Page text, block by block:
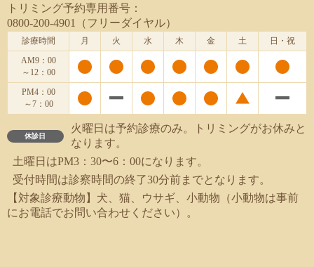
トリミング予約専用番号：
0800-200-4901（フリーダイヤル）
診療時間 月 火 水 木 金 土
日・祝
AM9：00
～12：00
PM4：00
～7：00
休診日
火曜日は予約診療のみ。トリミングがお休みと
なります。
土曜日はPM3：30〜6：00になります。
受付時間は診察時間の終了30分前までとなります。
【対象診療動物】犬、猫、ウサギ、小動物（小動物は事前
にお電話でお問い合わせください）。